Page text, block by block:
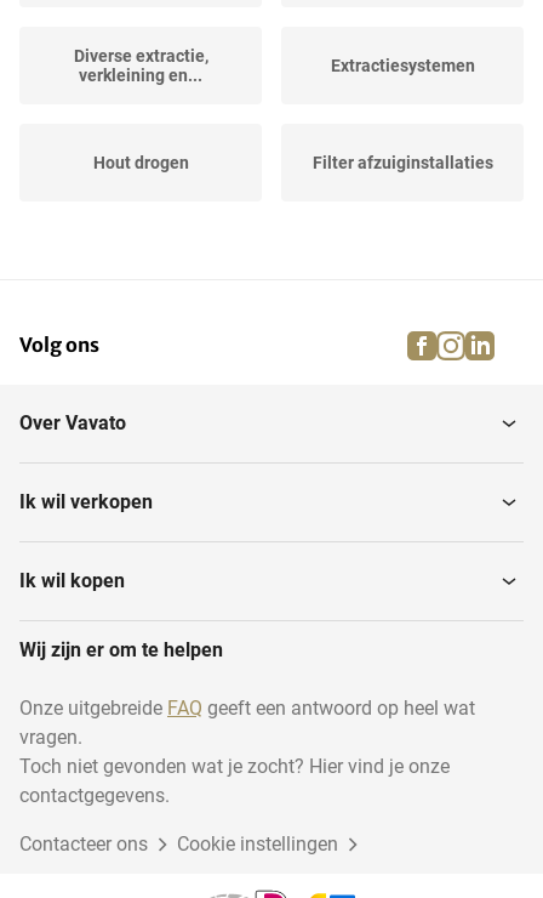
Diverse extractie,
verkleining en...
Extractiesystemen
Hout drogen Filter afzuiginstallaties
Volg ons facebook
Over Vavato
Ik wil verkopen
Ik wil kopen
Wij zijn er om te helpen
Onze uitgebreide FAQ geeft een antwoord op heel wat
vragen.
Toch niet gevonden wat je zocht? Hier vind je onze
contactgegevens.
Contacteer ons Cookie instellingen